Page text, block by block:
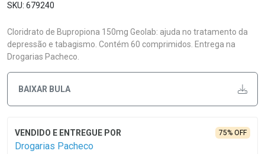
679240
Cloridrato de Bupropiona 150mg Geolab: ajuda no tratamento da
depressão e tabagismo. Contém 60 comprimidos. Entrega na
Drogarias Pacheco.
BAIXAR BULA
Drogarias Pacheco
75% OFF